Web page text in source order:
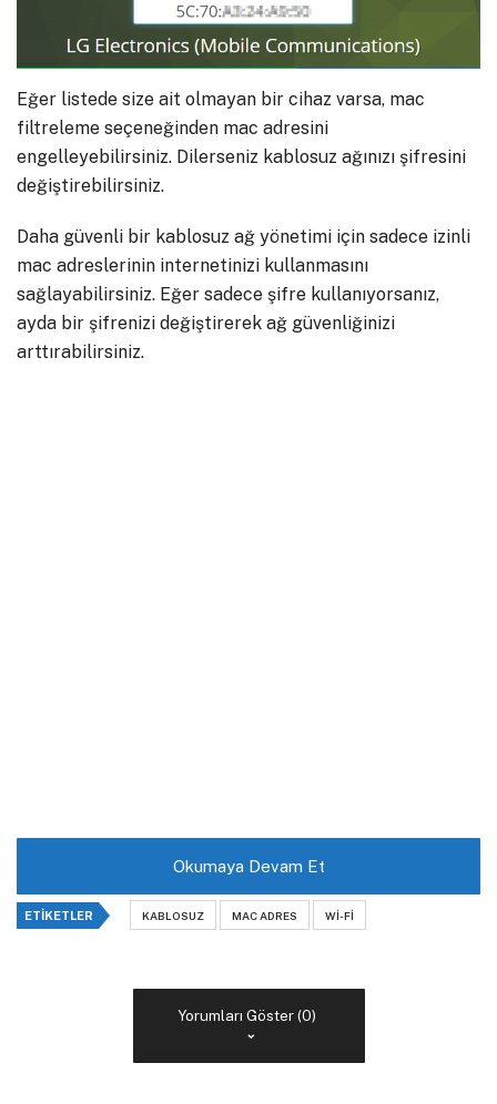
Eğer listede size ait olmayan bir cihaz varsa, mac
filtreleme seçeneğinden mac adresini
engelleyebilirsiniz. Dilerseniz kablosuz ağınızı şifresini
değiştirebilirsiniz.
Daha güvenli bir kablosuz ağ yönetimi için sadece izinli
mac adreslerinin internetinizi kullanmasını
sağlayabilirsiniz. Eğer sadece şifre kullanıyorsanız,
ayda bir şifrenizi değiştirerek ağ güvenliğinizi
arttırabilirsiniz.
Okumaya Devam Et
ETIKETLER KABLOSUZ MAC ADRES WI-FI
Yorumları Göster (0)